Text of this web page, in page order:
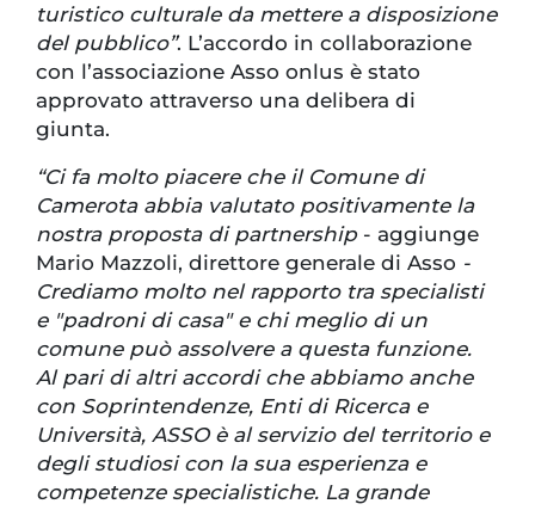
turistico culturale da mettere a disposizione
del pubblico”. L’accordo in collaborazione
con l’associazione Asso onlus è stato
approvato attraverso una delibera di
giunta.
“Ci fa molto piacere che il Comune di
Camerota abbia valutato positivamente la
nostra proposta di partnership- aggiunge
Mario Mazzoli, direttore generale di Asso -
Crediamo molto nel rapporto tra specialisti
e "padroni di casa" e chi meglio di un
comune può assolvere a questa funzione.
Al pari di altri accordi che abbiamo anche
con Soprintendenze, Enti di Ricerca e
Università, ASSO è al servizio del territorio e
degli studiosi con la sua esperienza e
competenze specialistiche. La grande